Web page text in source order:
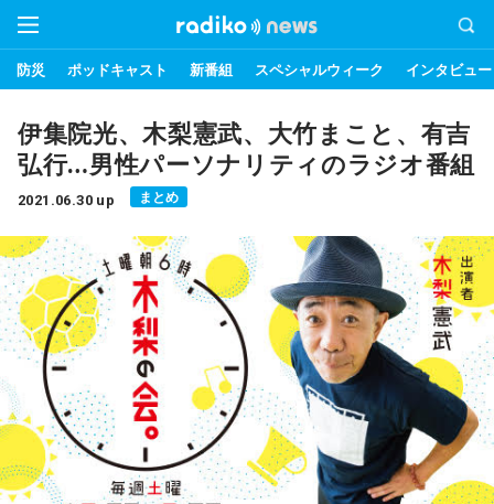
防災 ポッドキャスト 新番組 スペシャルウィーク インタビュー
伊集院光、木梨憲武、大竹まこと、有吉
弘行…男性パーソナリティのラジオ番組
2021.06.30 up まとめ